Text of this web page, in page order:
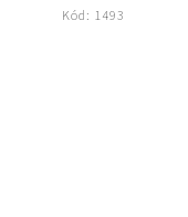
Kód: 1493